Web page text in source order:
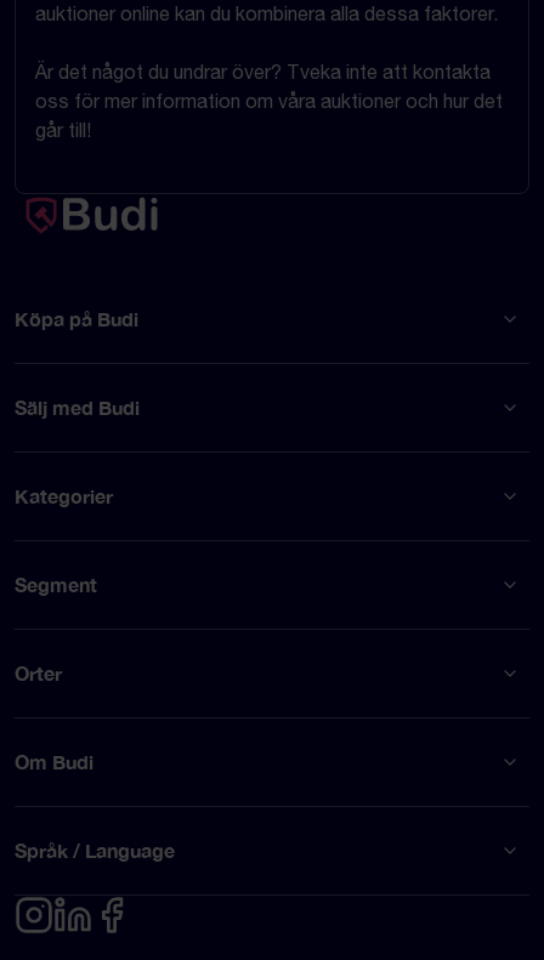
auktioner online kan du kombinera alla dessa faktorer.
Är det något du undrar över? Tveka inte att kontakta
oss för mer information om våra auktioner och hur det
går till!
Köpa på Budi
Sälj med Budi
Kategorier
Segment
Orter
Om Budi
Språk / Language